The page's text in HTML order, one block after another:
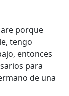
porque
tengo
entonces
para
de una